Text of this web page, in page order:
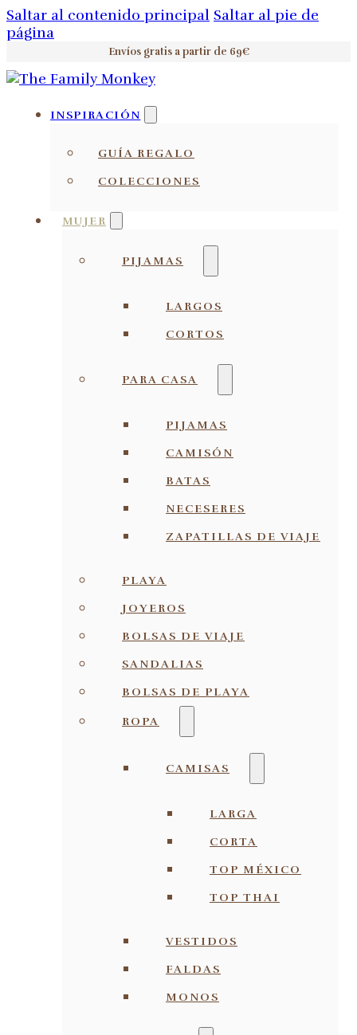
Saltar al contenido principal Saltar al pie de
página
Envíos gratis a partir de 69€
INSPIRACIÓN
GUÍA REGALO
COLECCIONES
MUJER
PIJAMAS
LARGOS
CORTOS
PARA CASA
PIJAMAS
CAMISÓN
BATAS
NECESERES
ZAPATILLAS DE VIAJE
PLAYA
JOYEROS
BOLSAS DE VIAJE
SANDALIAS
BOLSAS DE PLAYA
ROPA
CAMISAS
LARGA
CORTA
TOP MÉXICO
TOP THAI
VESTIDOS
FALDAS
MONOS